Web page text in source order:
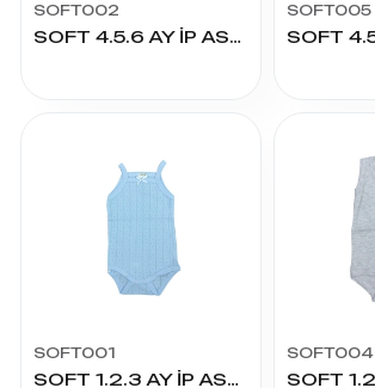
SOFT002
SOFT 4.5.6 AY İP ASKILI RİBANA ÇITÇITLI
SOFT005
SOFT001
SOFT 1.2.3 AY İP ASKILI RİBANA ÇITÇITLI
SOFT004